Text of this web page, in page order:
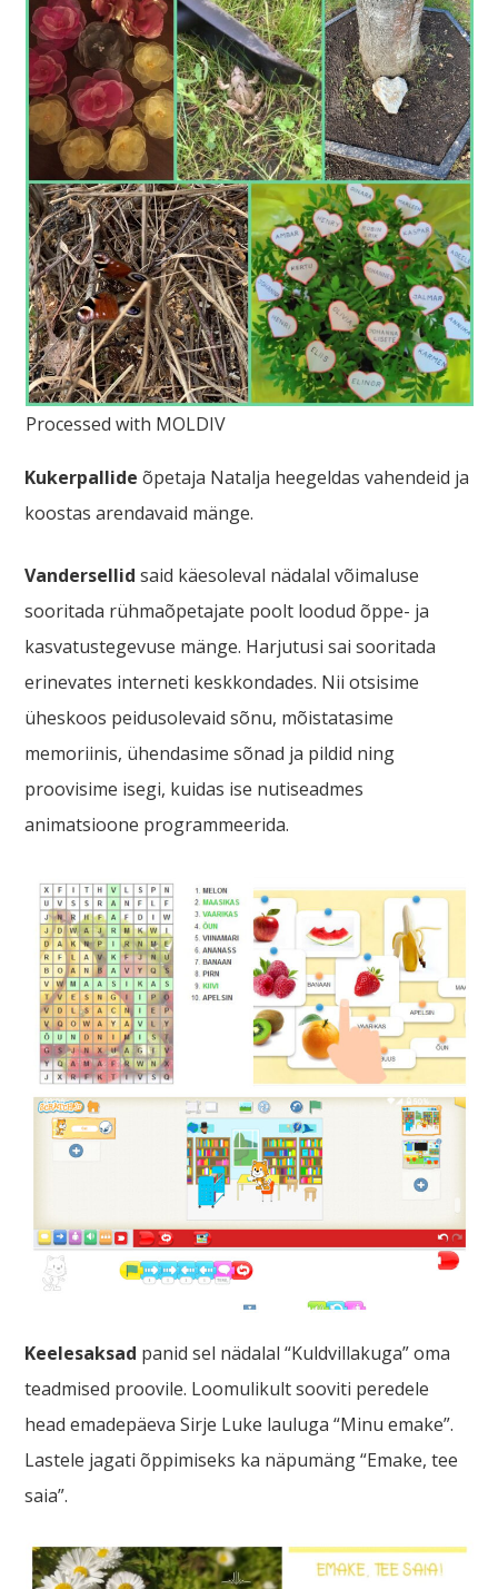
Processed with MOLDIV
Kukerpallideõpetaja Natalja heegeldas vahendeid ja
koostas arendavaid mänge.
Vandersellidsaid käesoleval nädalal võimaluse
sooritada rühmaõpetajate poolt loodud õppe- ja
kasvatustegevuse mänge. Harjutusi sai sooritada
erinevates interneti keskkondades. Nii otsisime
üheskoos peidusolevaid sõnu, mõistatasime
memoriinis, ühendasime sõnad ja pildid ning
proovisime isegi, kuidas ise nutiseadmes
animatsioone programmeerida.
Keelesaksad panid sel nädalal “Kuldvillakuga” oma
teadmised proovile. Loomulikult sooviti peredele
head emadepäeva Sirje Luke lauluga “Minu emake”.
Lastele jagati õppimiseks ka näpumäng “Emake, tee
saia”.